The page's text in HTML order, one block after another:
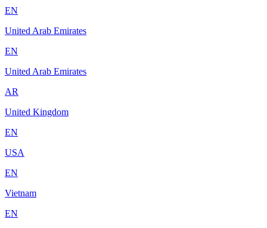
EN
United Arab Emirates
EN
United Arab Emirates
AR
United Kingdom
EN
USA
EN
Vietnam
EN